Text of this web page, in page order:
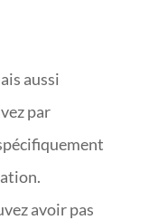
aussi
par
avoir pas